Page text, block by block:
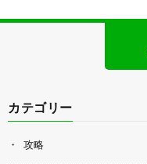
カテゴリー
攻略